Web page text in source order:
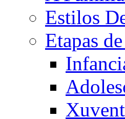
Estilos
Etapas